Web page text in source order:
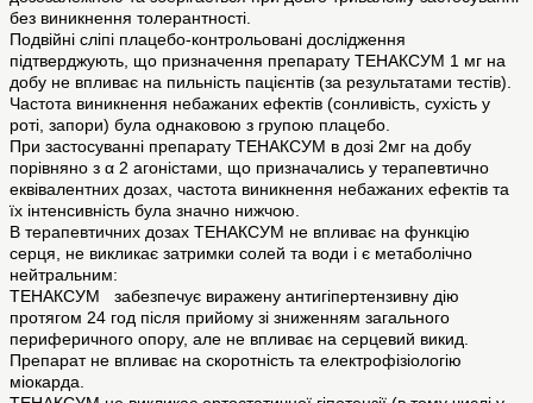
без виникнення толерантності.
Подвійні сліпі плацебо-контрольовані дослідження
підтверджують, що призначення препарату ТЕНАКСУМ 1 мг на
добу не впливає на пильність пацієнтів (за результатами тестів).
Частота виникнення небажаних ефектів (сонливість, сухість у
роті, запори) була однаковою з групою плацебо.
При застосуванні препарату ТЕНАКСУМ в дозі 2мг на добу
порівняно з α 2 агоністами, що призначались у терапевтично
еквівалентних дозах, частота виникнення небажаних ефектів та
їх інтенсивність була значно нижчою.
В терапевтичних дозах ТЕНАКСУМ не впливає на функцію
серця, не викликає затримки солей та води і є метаболічно
нейтральним:
ТЕНАКСУМ забезпечує виражену антигіпертензивну дію
протягом 24 год після прийому зі зниженням загального
периферичного опору, але не впливає на серцевий викид.
Препарат не впливає на скоротність та електрофізіологію
міокарда.